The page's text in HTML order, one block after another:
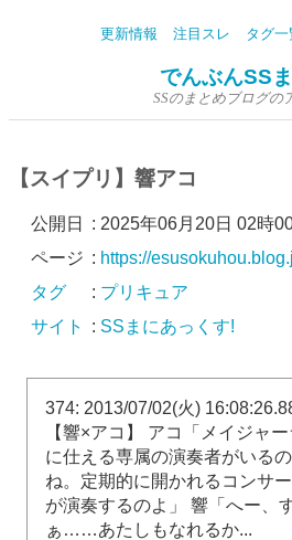
更新情報 注目スレ タグ一
でんぶんSS
SSのまとめブログの
【スイプリ】響アコ
公開日 : 2025年06月20日 02時
ページ : https://
タグ
: プリキュア
サイト
: SSまにあっくす!
374: 2013/07/02(火)
【響×アコ】 アコ「メイジャ
に仕える専属の演奏者がいる
ね。定期的に開かれるコンサ
が演奏するのよ」 響「へー、
ぁ……あたしもなれるか...